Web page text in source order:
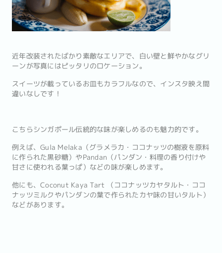
近年改装されたばかり素敵なエリアで、白い壁と鮮やかなグリ
ーンが写真にはピッタリのロケーション。
スイーツが載っているお皿もカラフルなので、インスタ映え間
違いなしです！
こちらシンガポール伝統的な味が楽しめるのも魅力的です。
例えば、Gula Melaka（グラメラカ・ココナッツの樹液を原料
に作られた黒砂糖）やPandan（パンダン・料理の香り付けや
甘さに使われる葉っぱ）などの味が楽しめます。
他にも、Coconut Kaya Tart （ココナッツカヤタルト・ココ
ナッツミルクやパンダンの葉で作られたカヤ味の甘いタルト）
などがあります。